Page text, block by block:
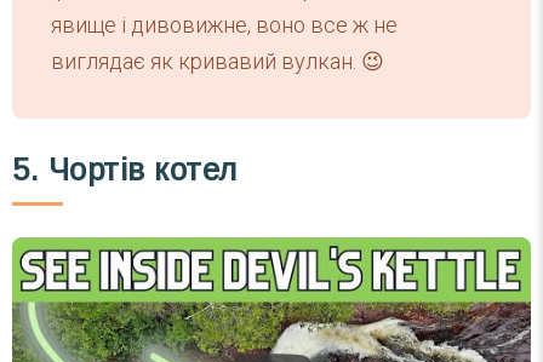
явище і дивовижне, воно все ж не
виглядає як кривавий вулкан. 😉
5. Чортів котел